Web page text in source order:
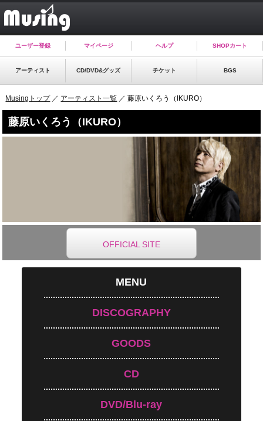
ユーザー登録 マイページ ヘルプ SHOPカート
アーティスト CD/DVD&グッズ チケット BGS
Musingトップ／ アーティスト一覧 ／ 藤原いくろう（IKURO）
藤原いくろう（IKURO）
OFFICIAL SITE
MENU
DISCOGRAPHY
GOODS
CD
DVD/Blu-ray